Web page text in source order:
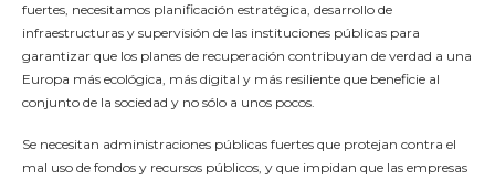
fuertes, necesitamos planificación estratégica, desarrollo de
infraestructuras y supervisión de las instituciones públicas para
garantizar que los planes de recuperación contribuyan de verdad a una
Europa más ecológica, más digital y más resiliente que beneficie al
conjunto de la sociedad y no sólo a unos pocos.
Se necesitan administraciones públicas fuertes que protejan contra el
mal uso de fondos y recursos públicos, y que impidan que las empresas